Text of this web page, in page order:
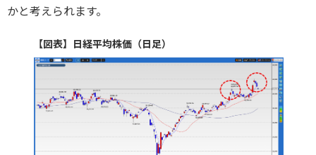
かと考えられます。
【図表】日経平均株価（日足）